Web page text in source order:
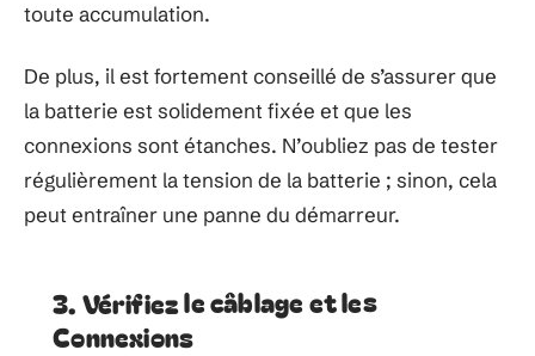
toute accumulation.
De plus, il est fortement conseillé de s’assurer que
la batterie est solidement fixée et que les
connexions sont étanches. N’oubliez pas de tester
régulièrement la tension de la batterie ; sinon, cela
peut entraîner une panne du démarreur.
3. Vérifiez le câblage et les
Connexions